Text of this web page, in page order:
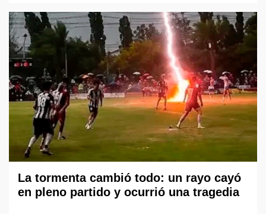
La tormenta cambió todo: un rayo cayó
en pleno partido y ocurrió una tragedia